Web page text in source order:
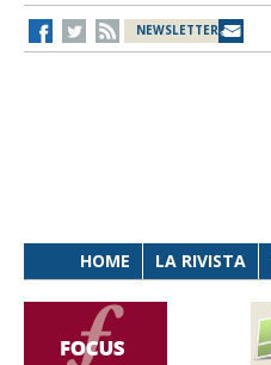
NEWSLETTER
HOME LA RIVISTA